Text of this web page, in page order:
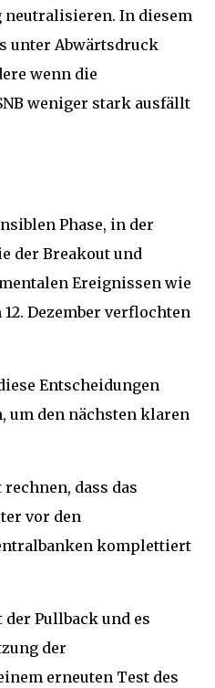
neutralisieren. In diesem
unter Abwärtsdruck
wenn die
weniger stark ausfällt
Phase, in der
der Breakout und
Ereignissen wie
Dezember verflochten
Entscheidungen
um den nächsten klaren
dass das
vor den
komplettiert
Pullback und es
der
erneuten Test des